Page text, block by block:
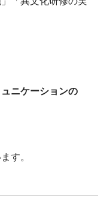
ニケーションの
す。